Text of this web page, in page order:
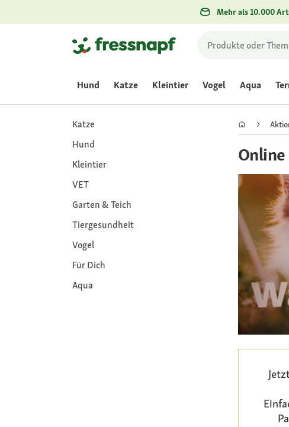
Mehr als 10.000
Hund Katze Kleintier Vogel Aqua
Katze
Hund
Kleintier
VET
Garten & Teich
Tiergesundheit
Vogel
Für Dich
Aqua